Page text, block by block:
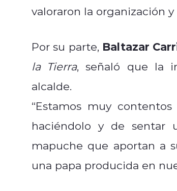
valoraron la organización
Por su parte, Baltazar
la Tierra, señaló que la
alcalde.
“Estamos muy
haciéndolo y de sentar
mapuche que aportan a
una papa producida en